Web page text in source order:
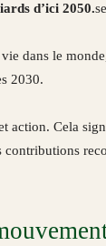
d’ici 2050.
dans le
2030.
action. Cela